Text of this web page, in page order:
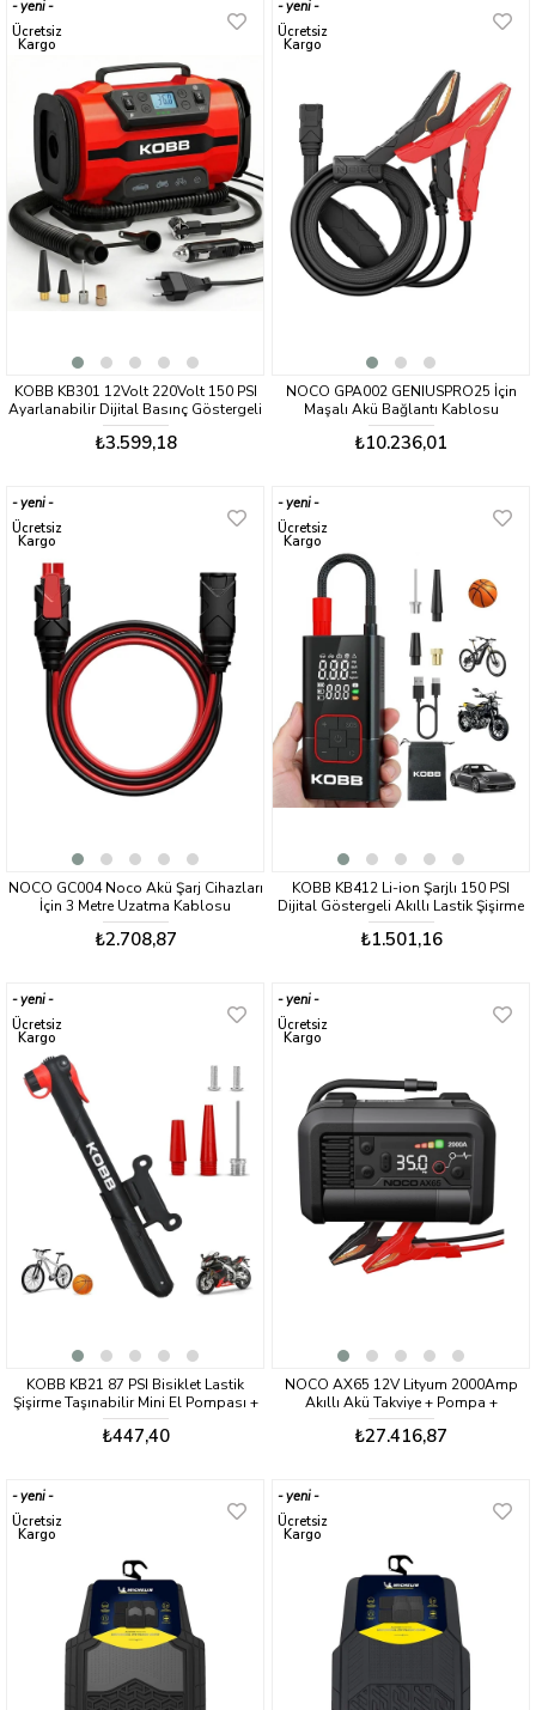
KOBB KB301 12Volt 220Volt 150 PSI
Ayarlanabilir Dijital Basınç Göstergeli
Lastik ve Yatak Şişirme Pompası
₺3.599,18
yeni
ürün
Ücretsiz
Kargo
NOCO GPA002 GENIUSPRO25 İçin
Maşalı Akü Bağlantı Kablosu
₺10.236,01
yeni
ürün
Ücretsiz
Kargo
NOCO GC004 Noco Akü Şarj Cihazları
İçin 3 Metre Uzatma Kablosu
₺2.708,87
yeni
ürün
Ücretsiz
Kargo
KOBB KB412 Li-ion Şarjlı 150 PSI
Dijital Göstergeli Akıllı Lastik Şişirme
Pompası+ Powerbank + SOS + Led
Lamba
₺1.501,16
yeni
ürün
Ücretsiz
Kargo
KOBB KB21 87 PSI Bisiklet Lastik
Şişirme Taşınabilir Mini El Pompası +
Bisiklet Montaj Aparatı
₺447,40
yeni
ürün
Ücretsiz
Kargo
NOCO AX65 12V Lityum 2000Amp
Akıllı Akü Takviye + Pompa +
Powerbank + Led Lamba
₺27.416,87
yeni
ürün
Ücretsiz
Kargo
yeni
ürün
Ücretsiz
Kargo
yeni
ürün
Ücretsiz
Kargo